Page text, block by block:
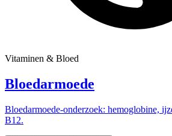
Vitaminen & Bloed
Bloedarmoede
Bloedarmoede-onderzoek: hemoglobine,
B12.